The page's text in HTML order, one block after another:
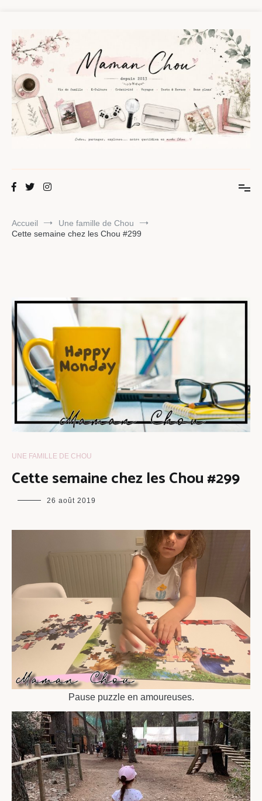
contenu
Maman Chou
Accueil
Une famille de Chou
Cette semaine chez les Chou #299
UNE FAMILLE DE CHOU
Cette semaine chez les Chou #299
maman
26 août 2019
Pause puzzle en amoureuses.